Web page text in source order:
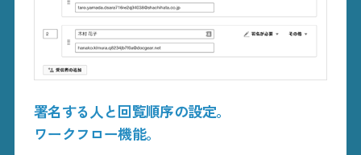
署名する人と回覧順序の設定。
ワークフロー機能。